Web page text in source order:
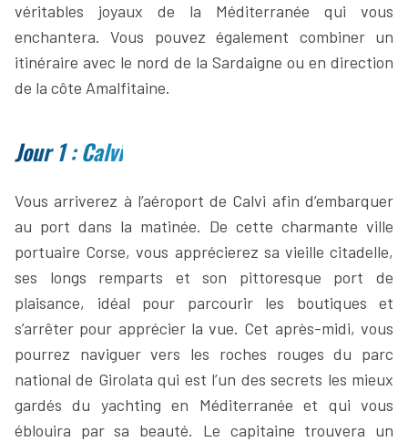
véritables joyaux de la Méditerranée qui vous
enchantera. Vous pouvez également combiner un
itinéraire avec le nord de la Sardaigne ou en direction
de la côte Amalfitaine.
Jour 1 : Calvi
Vous arriverez à l’aéroport de Calvi afin d’embarquer
au port dans la matinée. De cette charmante ville
portuaire Corse, vous apprécierez sa vieille citadelle,
ses longs remparts et son pittoresque port de
plaisance, idéal pour parcourir les boutiques et
s’arrêter pour apprécier la vue. Cet après-midi, vous
pourrez naviguer vers les roches rouges du parc
national de Girolata qui est l’un des secrets les mieux
gardés du yachting en Méditerranée et qui vous
éblouira par sa beauté. Le capitaine trouvera un